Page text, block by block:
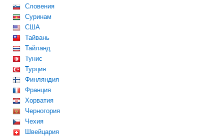
Словения
Суринам
США
Тайвань
Тайланд
Тунис
Турция
Финляндия
Франция
Хорватия
Черногория
Чехия
Швейцария